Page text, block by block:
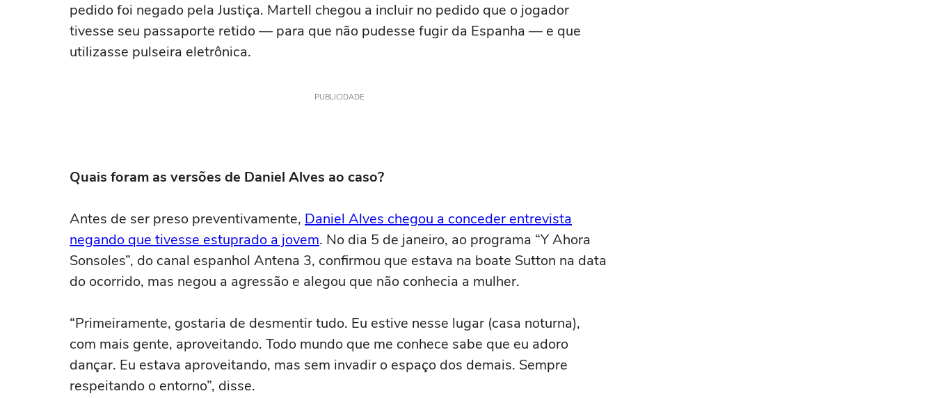
pedido foi negado pela Justiça. Martell chegou a incluir no pedido que o jogador
tivesse seu passaporte retido — para que não pudesse fugir da Espanha — e que
utilizasse pulseira eletrônica.
PUBLICIDADE
Quais foram as versões de Daniel Alves ao caso?
Antes de ser preso preventivamente, Daniel Alves chegou a conceder entrevista
negando que tivesse estuprado a jovem. No dia 5 de janeiro, ao programa “Y Ahora
Sonsoles”, do canal espanhol Antena 3, confirmou que estava na boate Sutton na data
do ocorrido, mas negou a agressão e alegou que não conhecia a mulher.
“Primeiramente, gostaria de desmentir tudo. Eu estive nesse lugar (casa noturna),
com mais gente, aproveitando. Todo mundo que me conhece sabe que eu adoro
dançar. Eu estava aproveitando, mas sem invadir o espaço dos demais. Sempre
respeitando o entorno”, disse.